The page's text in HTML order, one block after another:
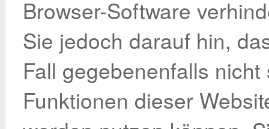
Browser-Software
Sie jedoch darauf hin,
Fall gegebenenfalls nicht
Funktionen dieser